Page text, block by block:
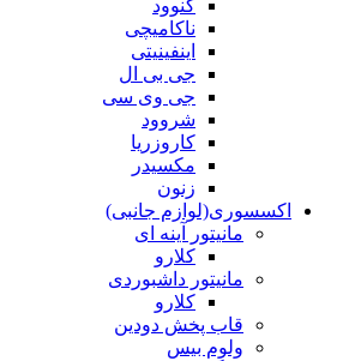
کنوود
ناکامیچی
اینفینیتی
جی بی ال
جی وی سی
شروود
کاروزریا
مکسیدر
زنون
اکسسوری(لوازم جانبی)
مانیتور آینه ای
کلارو
مانیتور داشبوردی
کلارو
قاب پخش دودین
ولوم بیس